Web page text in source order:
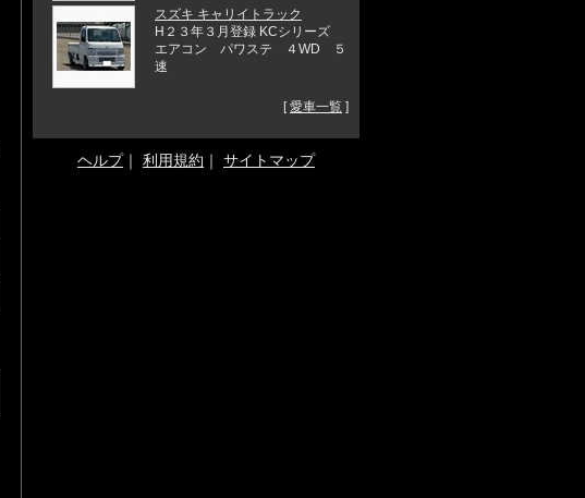
スズキ キャリイトラック
H２３年３月登録 KCシリーズ
エアコン パワステ ４WD ５
速
[愛車一覧 ]
ヘルプ｜ 利用規約 ｜ サイトマップ